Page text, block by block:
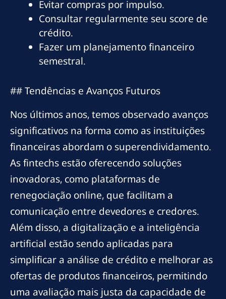
Evitar compras por impulso.
Consultar regularmente seu score de
crédito.
Fazer um planejamento financeiro
semestral.
## Tendências e Avanços Futuros
Nos últimos anos, temos observado avanços
significativos na forma como as instituições
financeiras abordam o superendividamento.
As fintechs estão oferecendo soluções
inovadoras, como plataformas de
renegociação online, que facilitam a
comunicação entre devedores e credores.
Além disso, a digitalização e a inteligência
artificial estão sendo aplicadas para
simplificar a análise de crédito e melhorar as
ofertas de produtos financeiros, permitindo
uma avaliação mais justa da capacidade de